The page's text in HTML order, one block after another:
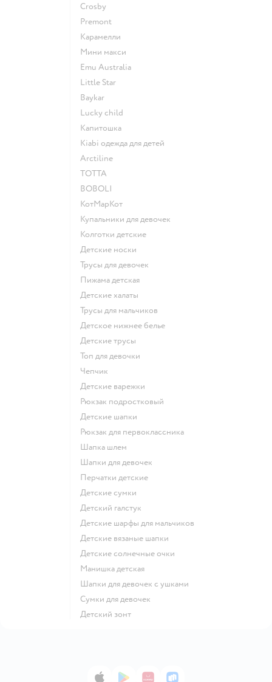
Crosby
Premont
Карамелли
Мини макси
Emu Australia
Little Star
Baykar
Lucky child
Капитошка
Kiabi одежда для детей
Arctiline
ТОТТА
BOBOLI
КотМарКот
Купальники для девочек
Колготки детские
Детские носки
Трусы для девочек
Пижама детская
Детские халаты
Трусы для мальчиков
Детское нижнее белье
Детские трусы
Топ для девочки
Чепчик
Детские варежки
Рюкзак подростковый
Детские шапки
Рюкзак для первоклассника
Шапка шлем
Шапки для девочек
Перчатки детские
Детские сумки
Детский галстук
Детские шарфы для мальчиков
Детские вязаные шапки
Детские солнечные очки
Манишка детская
Шапки для девочек с ушками
Сумки для девочек
Детский зонт